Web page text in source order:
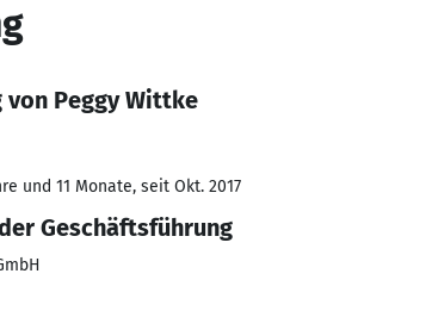
Peggy Wittke
und 11 Monate, seit Okt. 2017
Geschäftsführung